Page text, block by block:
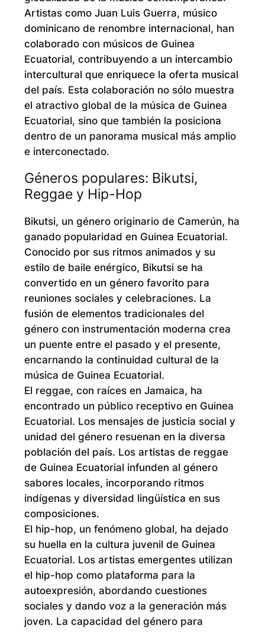
Artistas como Juan Luis Guerra, músico
dominicano de renombre internacional, han
colaborado con músicos de Guinea
Ecuatorial, contribuyendo a un intercambio
intercultural que enriquece la oferta musical
del país. Esta colaboración no sólo muestra
el atractivo global de la música de Guinea
Ecuatorial, sino que también la posiciona
dentro de un panorama musical más amplio
e interconectado.
Géneros populares: Bikutsi,
Reggae y Hip-Hop
Bikutsi, un género originario de Camerún, ha
ganado popularidad en Guinea Ecuatorial.
Conocido por sus ritmos animados y su
estilo de baile enérgico, Bikutsi se ha
convertido en un género favorito para
reuniones sociales y celebraciones. La
fusión de elementos tradicionales del
género con instrumentación moderna crea
un puente entre el pasado y el presente,
encarnando la continuidad cultural de la
música de Guinea Ecuatorial.
El reggae, con raíces en Jamaica, ha
encontrado un público receptivo en Guinea
Ecuatorial. Los mensajes de justicia social y
unidad del género resuenan en la diversa
población del país. Los artistas de reggae
de Guinea Ecuatorial infunden al género
sabores locales, incorporando ritmos
indígenas y diversidad lingüística en sus
composiciones.
El hip-hop, un fenómeno global, ha dejado
su huella en la cultura juvenil de Guinea
Ecuatorial. Los artistas emergentes utilizan
el hip-hop como plataforma para la
autoexpresión, abordando cuestiones
sociales y dando voz a la generación más
joven. La capacidad del género para